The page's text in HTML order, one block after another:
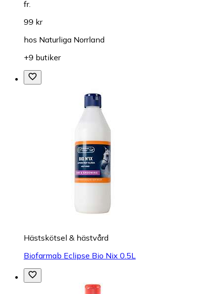
fr.
99 kr
hos Naturliga Norrland
+9 butiker
Hästskötsel & hästvård
Biofarmab Eclipse Bio Nix 0.5L